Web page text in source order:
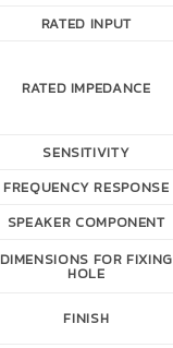
RATED INPUT
RATED IMPEDANCE
SENSITIVITY
FREQUENCY RESPONSE
SPEAKER COMPONENT
DIMENSIONS FOR FIXING
HOLE
FINISH